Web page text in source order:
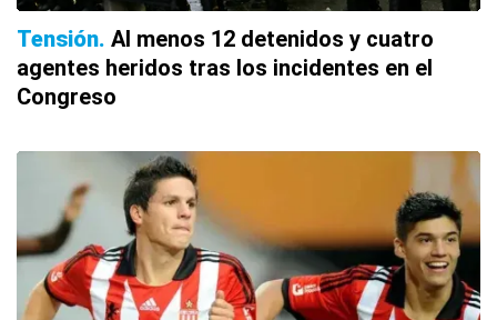
Tensión Al menos 12 detenidos y cuatro
agentes heridos tras los incidentes en el
Congreso